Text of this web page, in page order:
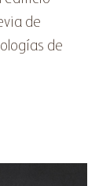
de
de